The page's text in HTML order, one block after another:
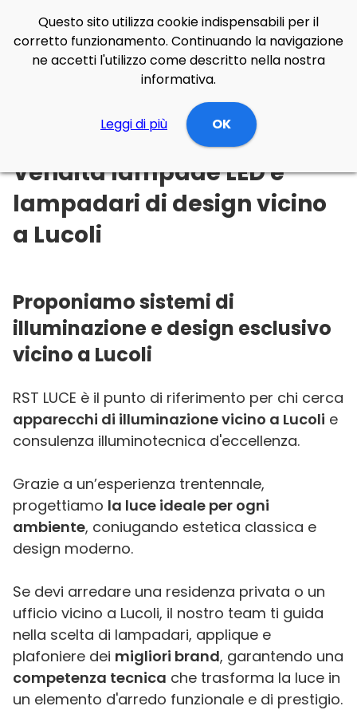
Illuminazione Online Abruzzo L'Aquila
Vendita lampade LED e
lampadari di design vicino
a Lucoli
Proponiamo sistemi di
illuminazione e design esclusivo
vicino a Lucoli
RST LUCE è il punto di riferimento per chi cerca
apparecchi di illuminazione vicino a Lucoli e
consulenza illuminotecnica d'eccellenza.
Grazie a un’esperienza trentennale,
progettiamo la luce ideale per ogni
ambiente, coniugando estetica classica e
design moderno.
Se devi arredare una residenza privata o un
ufficio vicino a Lucoli, il nostro team ti guida
nella scelta di lampadari, applique e
plafoniere dei migliori brand, garantendo una
competenza tecnica che trasforma la luce in
un elemento d'arredo funzionale e di prestigio.
Questo sito utilizza cookie indispensabili per il
corretto funzionamento. Continuando la navigazione
ne accetti l'utilizzo come descritto nella nostra
informativa.
Leggi di più OK